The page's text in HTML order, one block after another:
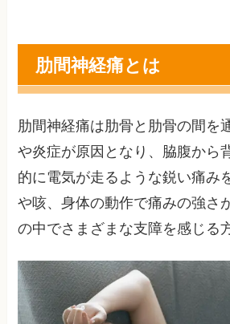
肋間神経痛とは
肋間神経痛は肋骨と肋骨の間を
や炎症が原因となり、脇腹から
的に電気が走るような鋭い痛み
や咳、身体の動作で痛みの強さ
の中でさまざまな支障を感じる